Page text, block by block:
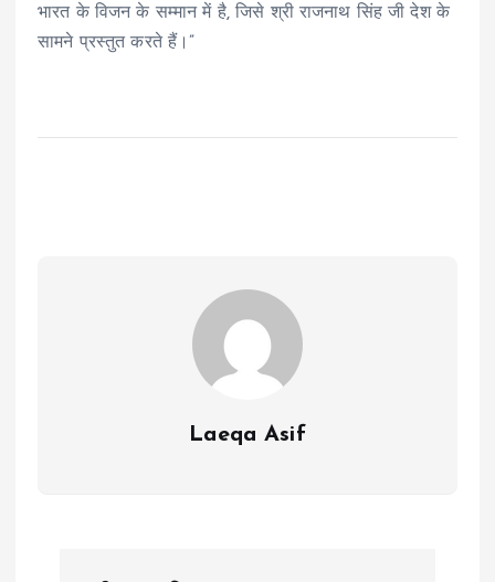
भारत के विजन के सम्मान में है, जिसे श्री राजनाथ सिंह जी देश के
सामने प्रस्तुत करते हैं।”
Laeqa Asif